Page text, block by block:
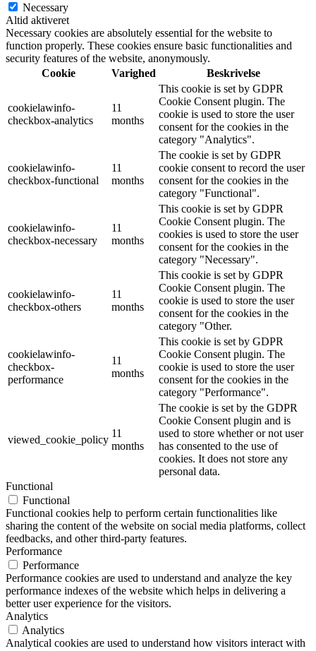
Necessary
Altid aktiveret
Necessary cookies are absolutely essential for the website to
function properly. These cookies ensure basic functionalities and
security features of the website, anonymously.
Cookie
Varighed Beskrivelse
cookielawinfo-
checkbox-analytics
11
months
This cookie is set by GDPR
Cookie Consent plugin. The
cookie is used to store the user
consent for the cookies in the
category "Analytics".
cookielawinfo-
checkbox-functional
11
months
The cookie is set by GDPR
cookie consent to record the user
consent for the cookies in the
category "Functional".
cookielawinfo-
checkbox-necessary
11
months
This cookie is set by GDPR
Cookie Consent plugin. The
cookies is used to store the user
consent for the cookies in the
category "Necessary".
cookielawinfo-
checkbox-others
11
months
This cookie is set by GDPR
Cookie Consent plugin. The
cookie is used to store the user
consent for the cookies in the
category "Other.
cookielawinfo-
checkbox-
performance
11
months
This cookie is set by GDPR
Cookie Consent plugin. The
cookie is used to store the user
consent for the cookies in the
category "Performance".
viewed_cookie_policy
11
months
The cookie is set by the GDPR
Cookie Consent plugin and is
used to store whether or not user
has consented to the use of
cookies. It does not store any
personal data.
Functional
Functional
Functional cookies help to perform certain functionalities like
sharing the content of the website on social media platforms, collect
feedbacks, and other third-party features.
Performance
Performance
Performance cookies are used to understand and analyze the key
performance indexes of the website which helps in delivering a
better user experience for the visitors.
Analytics
Analytics
Analytical cookies are used to understand how visitors interact with